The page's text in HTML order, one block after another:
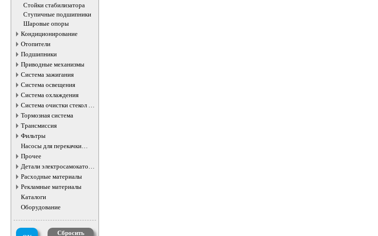
Стойки стабилизатора
Ступичные подшипники
Шаровые опоры
Кондиционирование
Отопители
Подшипники
Приводные механизмы
Система зажигания
Система освещения
Система охлаждения
Система очистки стекол и
фар
Тормозная система
Трансмиссия
Фильтры
Насосы для перекачки
жидкостей
Прочее
Детали электросамокатов и
электротранспорта
Расходные материалы
Рекламные материалы
Каталоги
Оборудование
Сбросить